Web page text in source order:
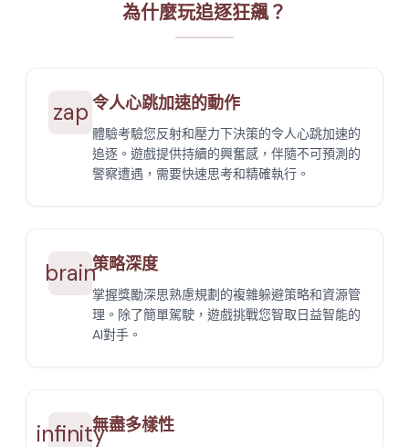
為什麼玩追逐狂飆？
zap 令人心跳加速的動作
體驗考驗您反射和壓力下決策的令人心跳加速的
追逐。遊戲提供持續的興奮感，伴隨不可預測的
警察遭遇，需要快速思考和精確執行。
brain策略深度
掌握獎勵深思熟慮規劃的複雜躲避策略和資源管
理。除了簡單駕駛，遊戲挑戰您智取日益智能的
AI對手。
infinity無盡多樣性